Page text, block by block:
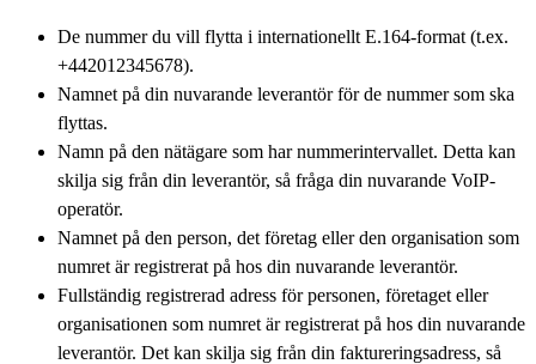
De nummer du vill flytta i internationellt E.164-format (t.ex.
+442012345678).
Namnet på din nuvarande leverantör för de nummer som ska
flyttas.
Namn på den nätägare som har nummerintervallet. Detta kan
skilja sig från din leverantör, så fråga din nuvarande VoIP-
operatör.
Namnet på den person, det företag eller den organisation som
numret är registrerat på hos din nuvarande leverantör.
Fullständig registrerad adress för personen, företaget eller
organisationen som numret är registrerat på hos din nuvarande
leverantör. Det kan skilja sig från din faktureringsadress, så